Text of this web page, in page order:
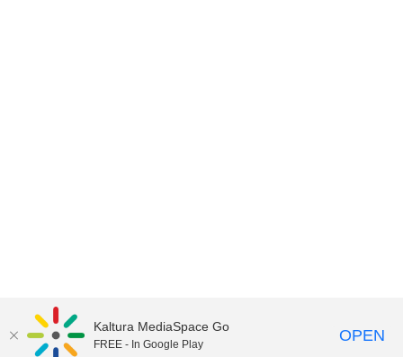
Kaltura Privacy Notices ICT in onderwijs en onderzoek
Kaltura MediaSpace Go
FREE - In Google Play OPEN